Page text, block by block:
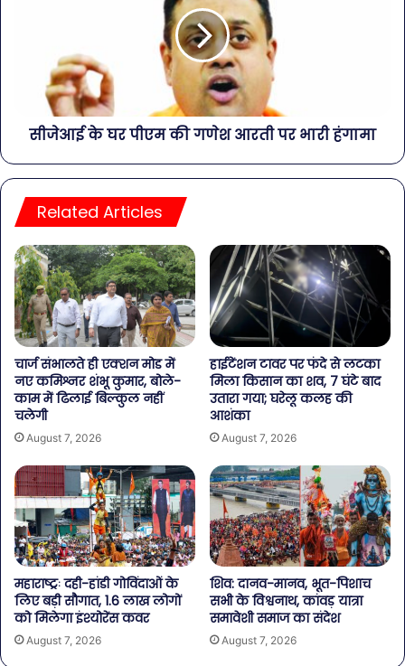
सीजेआई के घर पीएम की गणेश आरती पर भारी हंगामा
Related Articles
चार्ज संभालते ही एक्शन मोड में
नए कमिश्नर शंभू कुमार, बोले-
काम में ढिलाई बिल्कुल नहीं
चलेगी
August 7, 2026
हाईटेंशन टावर पर फंदे से लटका
मिला किसान का शव, 7 घंटे बाद
उतारा गया; घरेलू कलह की
आशंका
August 7, 2026
महाराष्ट्रः दही-हांडी गोविंदाओं के
लिए बड़ी सौगात, 1.6 लाख लोगों
को मिलेगा इंश्योरेंस कवर
August 7, 2026
शिव: दानव-मानव, भूत-पिशाच
सभी के विश्वनाथ, कांवड़ यात्रा
समावेशी समाज का संदेश
August 7, 2026